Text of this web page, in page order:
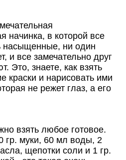
начинка, в которой все
насыщенные, ни один
и все замечательно друг
Это, знаете, как взять
краски и нарисовать ими
не режет глаз, а его
взять любое готовое.
гр. муки, 60 мл воды, 2
щепотки соли и 1 гр.